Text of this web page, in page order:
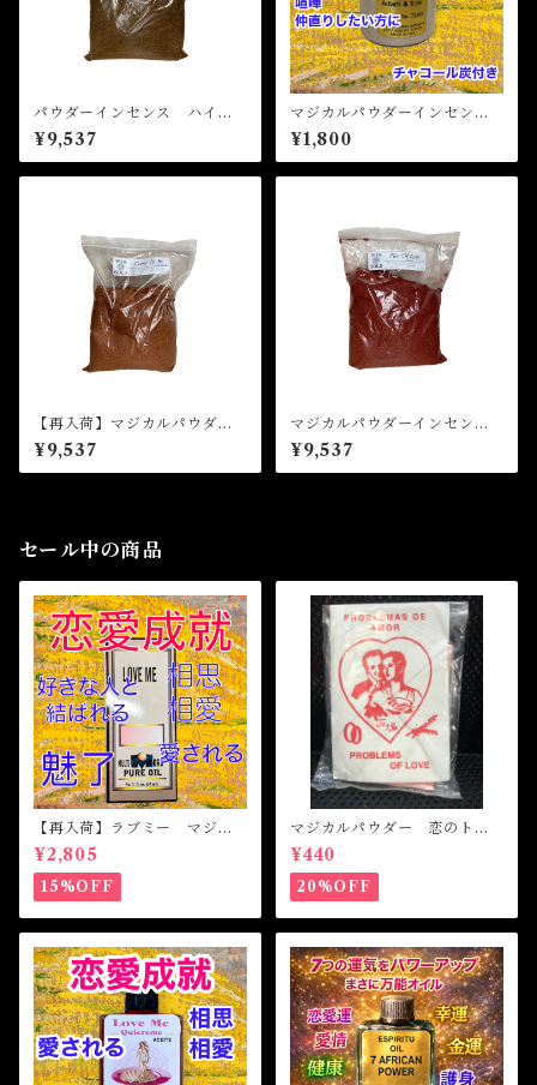
パウダーインセンス ハイジ
ョン Powder Incense Hig
h John
¥9,537
マジカルパウダーインセン
ス アダムアンドイヴ Magi
cal Powder Incense ADAM
& EVE
¥1,800
【再入荷】マジカルパウダー
インセンス カムトゥーミ
ー Magical Powder Incen
se Come to me
¥9,537
マジカルパウダーインセン
ス ファイアオブラブ Magi
cal Powder Incense FIRE
OF LOVE
¥9,537
セール中の商品
【再入荷】ラブミー マジカ
ルオイル・魔女オイル Love
Me Magical Oil
¥2,805
15%OFF
マジカルパウダー 恋のトラ
ブル Magical Powder PR
OBLEM OF LOVE
¥440
20%OFF